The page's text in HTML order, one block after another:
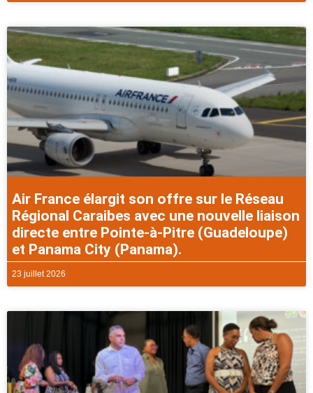
Air France élargit son offre sur le Réseau
Régional Caraibes avec une nouvelle liaison
directe entre Pointe-à-Pitre (Guadeloupe)
et Panama City (Panama).
23 juillet 2026